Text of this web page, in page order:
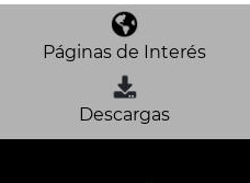
Páginas de Interés
Descargas